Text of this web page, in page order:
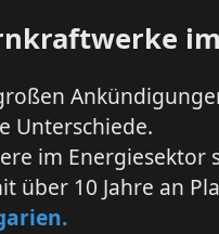
Unterschiede.
im Energiesektor
über 10 Jahre an